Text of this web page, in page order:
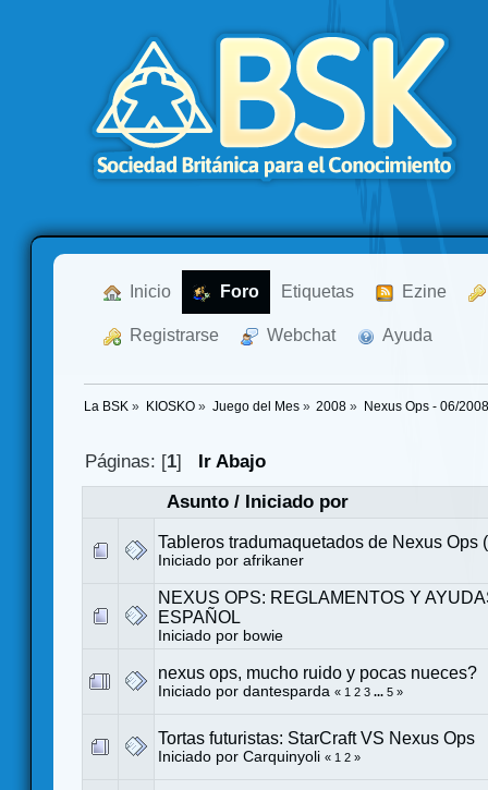
Inicio Foro Etiquetas Ezine
Registrarse Webchat Ayuda
La BSK » KIOSKO» Juego del Mes» 2008 » Nexus Ops - 06/2008
Páginas: [1]
Ir Abajo
Asunto/ Iniciado por
Tableros tradumaquetados de Nexus Ops
Iniciado por afrikaner
NEXUS OPS: REGLAMENTOS Y
ESPAÑOL
Iniciado por bowie
nexus ops, mucho ruido y pocas nueces?
Iniciado por dantesparda « 1 2 3 ... 5 »
Tortas futuristas: StarCraft VS Nexus Ops
Iniciado por Carquinyoli « 1 2 »